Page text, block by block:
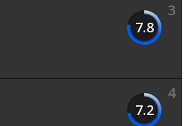
3
7.8
4
7.2